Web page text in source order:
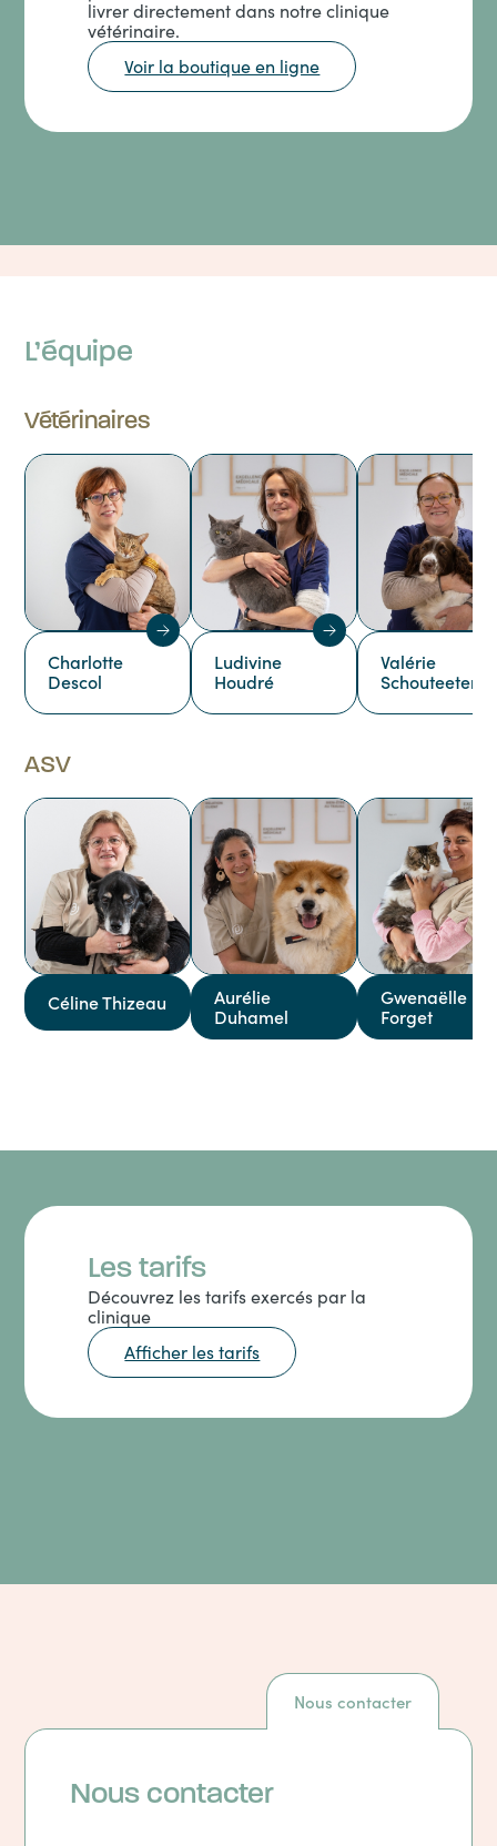
livrer directement dans notre clinique
vétérinaire.
Voir la boutique en ligne
L’équipe
Vétérinaires
Charlotte
Descol
Ludivine
Houdré
Valérie
Schouteeten
ASV
Céline Thizeau
Aurélie
Duhamel
Gwenaëlle
Forget
Les tarifs
Découvrez les tarifs exercés par la
clinique
Afficher les tarifs
Nous contacter
Nous contacter